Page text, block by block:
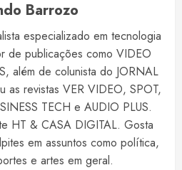
Barrozo
especializado em tecnologia
de publicações como VIDEO
além de colunista do JORNAL
as revistas VER VIDEO, SPOT,
TECH e AUDIO PLUS.
HT & CASA DIGITAL. Gosta
em assuntos como política,
e artes em geral.